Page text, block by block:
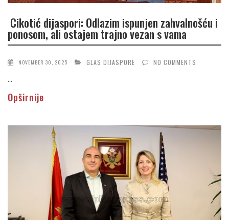
Cikotić dijaspori: Odlazim ispunjen zahvalnošću i
ponosom, ali ostajem trajno vezan s vama
NOVEMBER 30, 2025 GLAS DIJASPORE NO COMMENTS
...
Opširnije